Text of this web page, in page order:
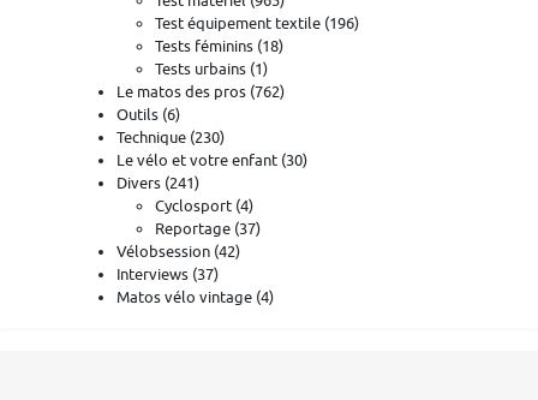
Test équipement textile (196)
Tests féminins (18)
Tests urbains (1)
Le matos des pros (762)
Outils (6)
Technique (230)
Le vélo et votre enfant (30)
Divers (241)
Cyclosport (4)
Reportage (37)
Vélobsession (42)
Interviews (37)
Matos vélo vintage (4)